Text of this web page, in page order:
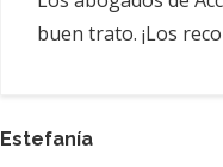
buen trato. ¡Los
Estefanía